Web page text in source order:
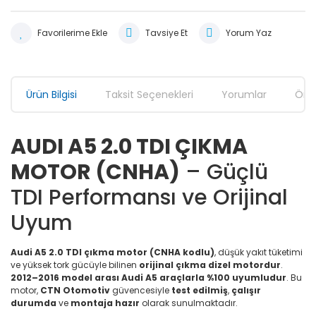
Tavsiye Et Yorum Yaz
Ürün Bilgisi Taksit Seçenekleri Yorumlar
AUDI A5 2.0 TDI ÇIKMA
MOTOR (CNHA) – Güçlü
TDI Performansı ve Orijinal
Uyum
Audi A5 2.0 TDI çıkma motor (CNHA kodlu), düşük yakıt tüketimi
ve yüksek tork gücüyle bilinen orijinal çıkma dizel motordur.
2012–2016 model arası Audi A5 araçlarla %100 uyumludur. Bu
motor, CTN Otomotivgüvencesiyle test edilmiş, çalışır
durumda ve montaja hazır olarak sunulmaktadır.